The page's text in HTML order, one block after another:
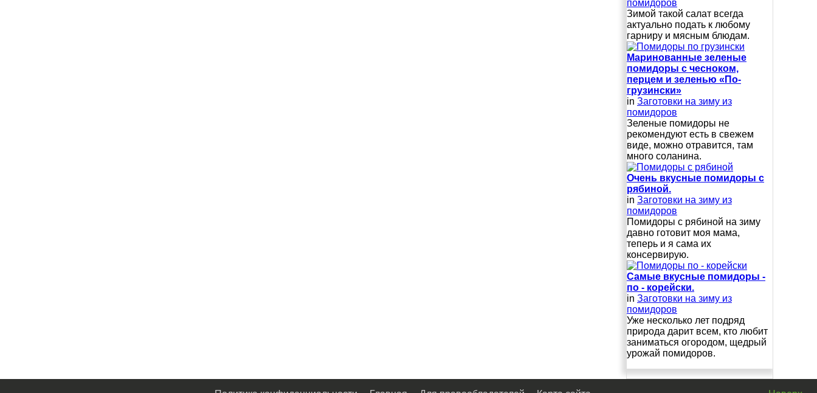
помидоров
Зимой такой салат всегда
актуально подать к любому
гарниру и мясным блюдам.
Маринованные зеленые
помидоры с чесноком,
перцем и зеленью «По-
грузински»
in Заготовки на зиму из
помидоров
Зеленые помидоры не
рекомендуют есть в свежем
виде, можно отравится, там
много соланина.
Очень вкусные помидоры с
рябиной.
in Заготовки на зиму из
помидоров
Помидоры с рябиной на зиму
давно готовит моя мама,
теперь и я сама их
консервирую.
Самые вкусные помидоры -
по - корейски.
in Заготовки на зиму из
помидоров
Уже несколько лет подряд
природа дарит всем, кто любит
заниматься огородом, щедрый
урожай помидоров.